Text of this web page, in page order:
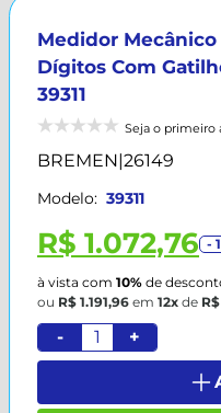
Medidor Mecânico
Dígitos Com
39311
Seja o primeiro
BREMEN|26149
Modelo: 39311
R$ 1.072,76 -
à vista com 10% de
ou R$ 1.191,96 em 12x de
- +